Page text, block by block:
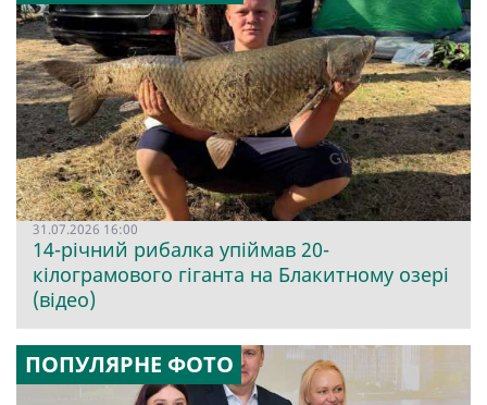
31.07.2026 16:00
14-річний рибалка упіймав 20-
кілограмового гіганта на Блакитному озері
(відео)
ПОПУЛЯРНЕ ФОТО